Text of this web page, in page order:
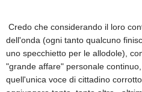
Credo che considerando il loro
dell'onda (ogni tanto qualcuno
uno specchietto per le allodole),
"grande affare" personale
quell'unica voce di cittadino